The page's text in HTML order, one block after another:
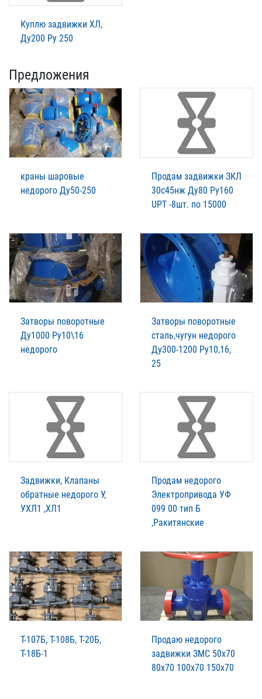
Куплю задвижки ХЛ,
Ду200 Ру 250
Предложения
краны шаровые
недорого Ду50-250
Продам задвижки ЗКЛ
30с45нж Ду80 Ру160
UPT -8шт. по 15000
Затворы поворотные
Ду1000 Ру10\16
недорого
Затворы поворотные
сталь,чугун недорого
Ду300-1200 Ру10,16,
25
Задвижки, Клапаны
обратные недорого У,
УХЛ1 ,ХЛ1
Продам недорого
Электропривода УФ
099 00 тип Б
,Ракитянские
Т-107Б, Т-108Б, Т-20Б,
Т-18Б-1
Продаю недорого
задвижки ЗМС 50х70
80х70 100х70 150х70